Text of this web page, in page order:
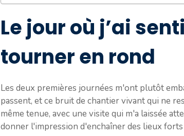
Le jour où j’ai
tourner en rond
Les deux premières journées m'ont plutôt
passent, et ce bruit de chantier vivant qui ne
même tenue, avec une visite qui m'a laissée
donner l'impression d'enchaîner des lieux forts